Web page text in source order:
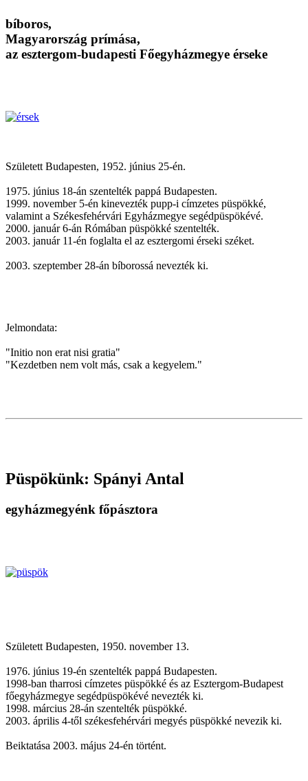
bíboros,
Magyarország prímása,
az esztergom-budapesti Főegyházmegye érseke
Született Budapesten, 1952. június 25-én.
1975. június 18-án szentelték pappá Budapesten.
1999. november 5-én kinevezték pupp-i címzetes püspökké,
valamint a Székesfehérvári Egyházmegye segédpüspökévé.
2000. január 6-án Rómában püspökké szentelték.
2003. január 11-én foglalta el az esztergomi érseki széket.
2003. szeptember 28-án bíborossá nevezték ki.
Jelmondata:
"Initio non erat nisi gratia"
"Kezdetben nem volt más, csak a kegyelem."
Püspökünk: Spányi Antal
egyházmegyénk főpásztora
Született Budapesten, 1950. november 13.
1976. június 19-én szentelték pappá Budapesten.
1998-ban tharrosi címzetes püspökké és az Esztergom-Budapest
főegyházmegye segédpüspökévé nevezték ki.
1998. március 28-án szentelték püspökké.
2003. április 4-től székesfehérvári megyés püspökké nevezik ki.
Beiktatása 2003. május 24-én történt.